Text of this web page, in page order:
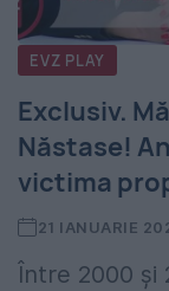
EVZ PLAY
Exclusiv.
Năstase!
victima
21 IANUARIE
Între 2000 și